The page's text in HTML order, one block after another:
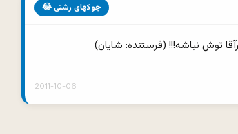
😂 جوکهای رشتی
2011-10-06